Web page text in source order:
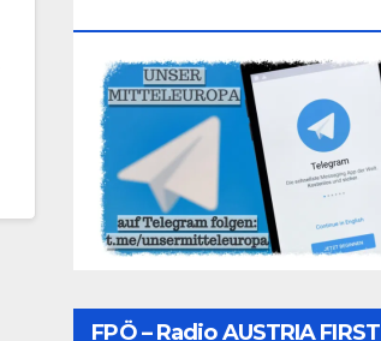
FPÖ – Radio AUSTRIA FIRST